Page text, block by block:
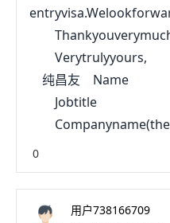
Verytrulyyours,
纯昌友 Name
Jobtitle
0
用户738166709